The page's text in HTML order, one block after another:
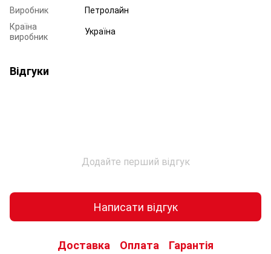
Виробник
Петролайн
Країна
виробник
Україна
Відгуки
Додайте перший відгук
Написати відгук
Доставка Оплата Гарантія